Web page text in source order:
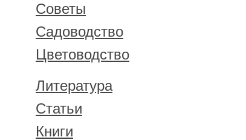
Советы
Садоводство
Цветоводство
Литература
Статьи
Книги